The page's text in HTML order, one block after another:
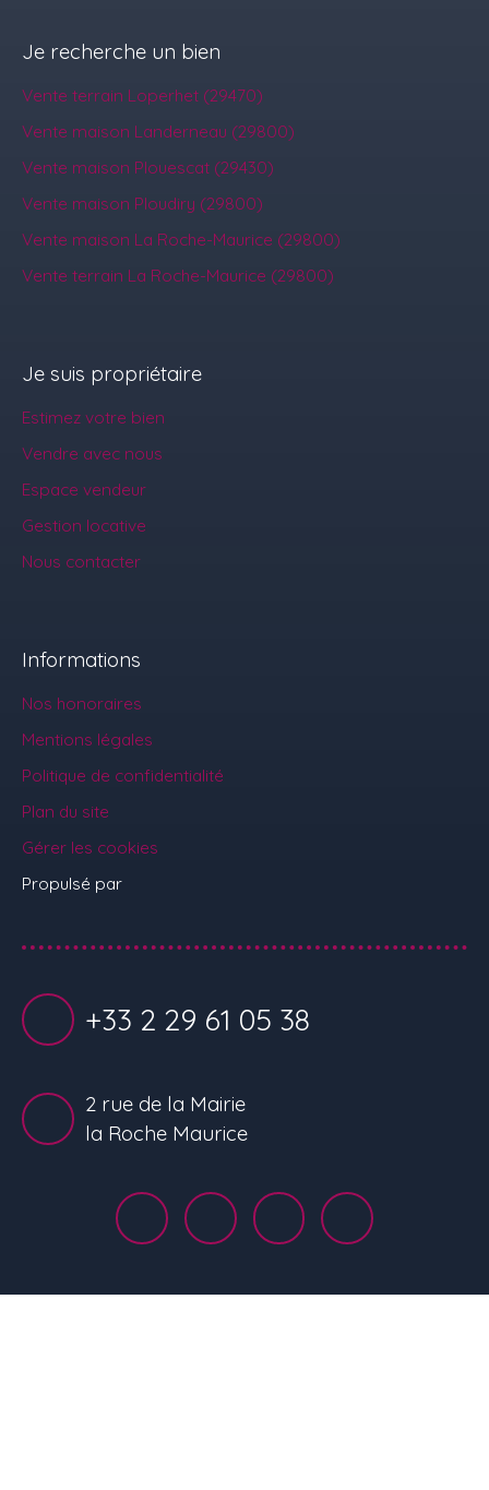
Je recherche un bien
Vente terrain Loperhet (29470)
Vente maison Landerneau (29800)
Vente maison Plouescat (29430)
Vente maison Ploudiry (29800)
Vente maison La Roche-Maurice (29800)
Vente terrain La Roche-Maurice (29800)
Je suis propriétaire
Estimez votre bien
Vendre avec nous
Espace vendeur
Gestion locative
Nous contacter
Informations
Nos honoraires
Mentions légales
Politique de confidentialité
Plan du site
Gérer les cookies
Propulsé par
+33 2 29 61 05 38
2 rue de la Mairie
la Roche Maurice